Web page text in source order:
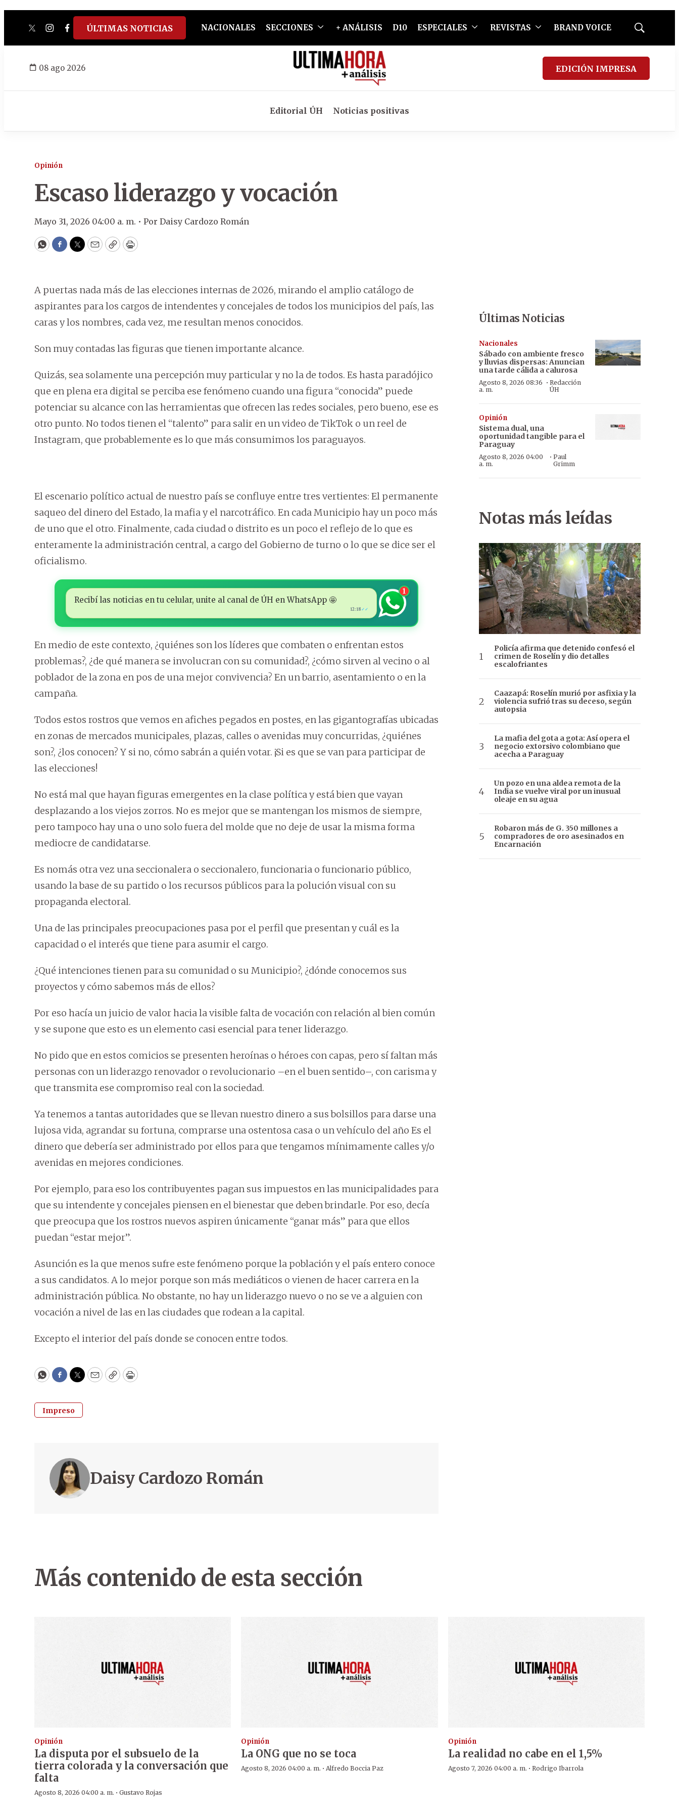
twitterinstagram
facebook
tiktokyoutube
spotify
ÚLTIMAS NOTICIAS NACIONALES SECCIONES + ANÁLISIS D10 ESPECIALES REVISTAS BRAND VOICE
Mostrar
08 ago 2026 EDICIÓN IMPRESA
Editorial ÚH Noticias positivas
Opinión
Escaso liderazgo y vocación
Mayo 31, 2026 04:00 a. m. • Por Daisy Cardozo Román
WhatsApp
Facebook
Twitter
EmailCopyPrint
A puertas nada más de las elecciones internas de 2026, mirando el amplio catálogo de
aspirantes para los cargos de intendentes y concejales de todos los municipios del país, las
caras y los nombres, cada vez, me resultan menos conocidos.
Son muy contadas las figuras que tienen importante alcance.
Quizás, sea solamente una percepción muy particular y no la de todos. Es hasta paradójico
que en plena era digital se perciba ese fenómeno cuando una figura “conocida” puede
potenciar su alcance con las herramientas que ofrecen las redes sociales, pero bueno, ese es
otro punto. No todos tienen el “talento” para salir en un video de TikTok o un reel de
Instagram, que probablemente es lo que más consumimos los paraguayos.
El escenario político actual de nuestro país se confluye entre tres vertientes: El permanente
saqueo del dinero del Estado, la mafia y el narcotráfico. En cada Municipio hay un poco más
de uno que el otro. Finalmente, cada ciudad o distrito es un poco el reflejo de lo que es
enteramente la administración central, a cargo del Gobierno de turno o lo que se dice ser el
oficialismo.
Recibí las noticias en tu celular, unite al canal de ÚH en WhatsApp 🤩
12:18 ✓✓
1
En medio de este contexto, ¿quiénes son los líderes que combaten o enfrentan estos
problemas?, ¿de qué manera se involucran con su comunidad?, ¿cómo sirven al vecino o al
poblador de la zona en pos de una mejor convivencia? En un barrio, asentamiento o en la
campaña.
Todos estos rostros que vemos en afiches pegados en postes, en las gigantografías ubicadas
en zonas de mercados municipales, plazas, calles o avenidas muy concurridas, ¿quiénes
son?, ¿los conocen? Y si no, cómo sabrán a quién votar. ¡Si es que se van para participar de
las elecciones!
No está mal que hayan figuras emergentes en la clase política y está bien que vayan
desplazando a los viejos zorros. No es mejor que se mantengan los mismos de siempre,
pero tampoco hay una o uno solo fuera del molde que no deje de usar la misma forma
mediocre de candidatarse.
Es nomás otra vez una seccionalera o seccionalero, funcionaria o funcionario público,
usando la base de su partido o los recursos públicos para la polución visual con su
propaganda electoral.
Una de las principales preocupaciones pasa por el perfil que presentan y cuál es la
capacidad o el interés que tiene para asumir el cargo.
¿Qué intenciones tienen para su comunidad o su Municipio?, ¿dónde conocemos sus
proyectos y cómo sabemos más de ellos?
Por eso hacía un juicio de valor hacia la visible falta de vocación con relación al bien común
y se supone que esto es un elemento casi esencial para tener liderazgo.
No pido que en estos comicios se presenten heroínas o héroes con capas, pero sí faltan más
personas con un liderazgo renovador o revolucionario –en el buen sentido–, con carisma y
que transmita ese compromiso real con la sociedad.
Ya tenemos a tantas autoridades que se llevan nuestro dinero a sus bolsillos para darse una
lujosa vida, agrandar su fortuna, comprarse una ostentosa casa o un vehículo del año Es el
dinero que debería ser administrado por ellos para que tengamos mínimamente calles y/o
avenidas en mejores condiciones.
Por ejemplo, para eso los contribuyentes pagan sus impuestos en las municipalidades para
que su intendente y concejales piensen en el bienestar que deben brindarle. Por eso, decía
que preocupa que los rostros nuevos aspiren únicamente “ganar más” para que ellos
puedan “estar mejor”.
Asunción es la que menos sufre este fenómeno porque la población y el país entero conoce
a sus candidatos. A lo mejor porque son más mediáticos o vienen de hacer carrera en la
administración pública. No obstante, no hay un liderazgo nuevo o no se ve a alguien con
vocación a nivel de las en las ciudades que rodean a la capital.
Excepto el interior del país donde se conocen entre todos.
WhatsApp
Facebook
Twitter
EmailCopyPrint
Impreso
Daisy Cardozo Román
Últimas Noticias
Nacionales
Sábado con ambiente fresco
y lluvias dispersas: Anuncian
una tarde cálida a calurosa
Agosto 8, 2026 08:36
a. m.
·Redacción
ÚH
Opinión
Sistema dual, una
oportunidad tangible para el
Paraguay
Agosto 8, 2026 04:00
a. m.
·Paul
Grimm
Notas más leídas
Policía afirma que detenido confesó el
crimen de Roselín y dio detalles
escalofriantes
Caazapá: Roselín murió por asfixia y la
violencia sufrió tras su deceso, según
autopsia
La mafia del gota a gota: Así opera el
negocio extorsivo colombiano que
acecha a Paraguay
Un pozo en una aldea remota de la
India se vuelve viral por un inusual
oleaje en su agua
Robaron más de G. 350 millones a
compradores de oro asesinados en
Encarnación
Más contenido de esta sección
Opinión
La disputa por el subsuelo de la
tierra colorada y la conversación que
falta
Agosto 8, 2026 04:00 a. m. · Gustavo Rojas
Opinión
La ONG que no se toca
Agosto 8, 2026 04:00 a. m. ·Alfredo Boccia Paz
Opinión
La realidad no cabe en el 1,5%
Agosto 7, 2026 04:00 a. m. · Rodrigo Ibarrola